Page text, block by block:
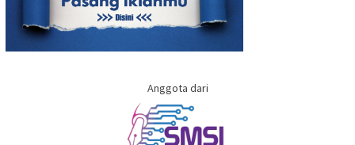
Anggota dari